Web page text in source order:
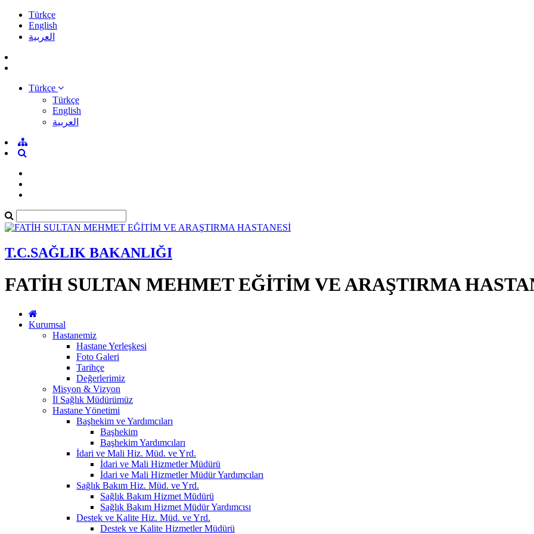
Türkçe
English
العربية
Türkçe
Türkçe
English
العربية
T.C.SAĞLIK BAKANLIĞI
FATİH SULTAN MEHMET EĞİTİM VE ARAŞTIRMA
Kurumsal
Hastanemiz
Hastane Yerleşkesi
Foto Galeri
Tarihçe
Değerlerimiz
Misyon & Vizyon
İl Sağlık Müdürümüz
Hastane Yönetimi
Başhekim ve Yardımcıları
Başhekim
Başhekim Yardımcıları
İdari ve Mali Hiz. Müd. ve Yrd.
İdari ve Mali Hizmetler Müdürü
İdari ve Mali Hizmetler Müdür Yardımcıları
Sağlık Bakım Hiz. Müd. ve Yrd.
Sağlık Bakım Hizmet Müdürü
Sağlık Bakım Hizmet Müdür Yardımcısı
Destek ve Kalite Hiz. Müd. ve Yrd.
Destek ve Kalite Hizmetler Müdürü